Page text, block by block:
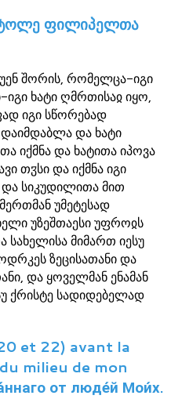
ფილიპელთა
შორის, რომელცა-იგი
ხატი ღმრთისაჲ იყო,
იგი სწორებად
და ხატი
იქმნა და ხატითა იპოვა
თჳსი და იქმნა იგი
სიკუდილითა მით
უმეტესად
უზეშთაესი უფროჲს
მიმართ იესუ
ზეცისათანი და
და ყოველმან ენამან
ქრისტე სადიდებელად
et 22) avant la
milieu de mon
от люде́й Мои́х.